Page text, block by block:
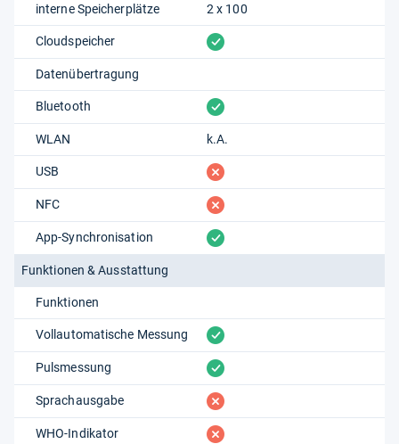
interne Speicherplätze 2 x 100
Cloudspeicher vorhanden
Datenübertragung
Bluetooth vorhanden
WLAN k.A.
USB fehlt
NFC fehlt
App-Synchronisation vorhanden
Funktionen & Ausstattung
Funktionen
Vollautomatische Messung vorhanden
Pulsmessung vorhanden
Sprachausgabe fehlt
WHO-Indikator fehlt